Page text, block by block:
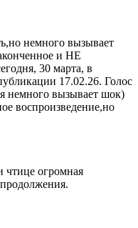
немного вызывает
и НЕ
30 марта, в
17.02.26. Голос
немного вызывает шок)
воспроизведение,но
чтице огромная